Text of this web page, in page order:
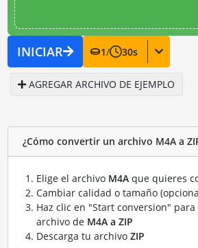
INICIAR 1/ 30s
AGREGAR ARCHIVO DE EJEMPLO
¿Cómo convertir un archivo M4A a
Elige el archivo M4Aque quieres
Cambiar calidad o tamaño
Haz clic en "Start conversion"
archivo de M4A a ZIP
Descarga tu archivo ZIP